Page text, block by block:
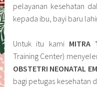
pelayanan kesehatan
kepada ibu, bayi baru
Untuk itu kami MITRA
Training Center)
OBSTETRI NEONATAL
bagi petugas kesehatan